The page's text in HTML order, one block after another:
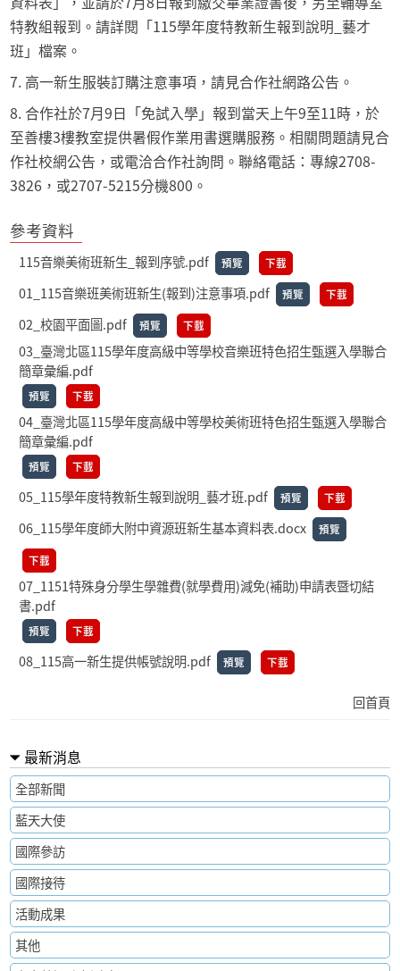
特教組報到。請詳閱「115學年度特教新生報到說明_藝才
班」檔案。
7. 高一新生服裝訂購注意事項，請見合作社網路公告。
8. 合作社於7月9日「免試入學」報到當天上午9至11時，於
至善樓3樓教室提供暑假作業用書選購服務。相關問題請見合
作社校網公告，或電洽合作社詢問。聯絡電話：專線2708-
3826，或2707-5215分機800。
參考資料
115音樂美術班新生_報到序號.pdf 預覽 下載
01_115音樂班美術班新生(報到)注意事項.pdf 預覽 下載
02_校園平面圖.pdf 預覽 下載
03_臺灣北區115學年度高級中等學校音樂班特色招生甄選入學聯合
簡章彙編.pdf
預覽 下載
04_臺灣北區115學年度高級中等學校美術班特色招生甄選入學聯合
簡章彙編.pdf
預覽 下載
05_115學年度特教新生報到說明_藝才班.pdf 預覽 下載
06_115學年度師大附中資源班新生基本資料表.docx 預覽
下載
07_1151特殊身分學生學雜費(就學費用)減免(補助)申請表暨切結
書.pdf
預覽 下載
08_115高一新生提供帳號說明.pdf 預覽 下載
回首頁
最新消息
全部新聞
藍天大使
國際參訪
國際接待
活動成果
其他